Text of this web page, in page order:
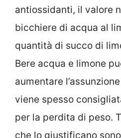
antiossidanti, il valore
bicchiere di acqua al
quantità di succo di
Bere acqua e limone
aumentare
viene spesso
per la perdita di peso.
che lo giustificano